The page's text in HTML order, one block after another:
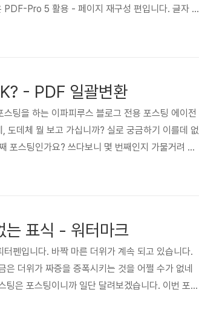
PDF-Pro 5 활용 - 페이지 재구성 편입니다. 글자 그
새로운 PDF 문서를 만드는 기능입니다. 예전에
- PDF 일괄변환
팅을 하는 이파피루스 블로그 전용 포스팅 에이전
데체 뭘 보고 가십니까? 실로 궁금하기 이를데 없
스팅인가요? 쓰다보니 몇 번째인지 가물거려 갑
오는 설화가 생각나네요. 프리세일즈팀 소속인 박
표식 - 워터마크
펜입니다. 바짝 마른 더위가 계속 되고 있습니다.
더위가 짜증을 증폭시키는 것을 어쩔 수가 없네
은 포스팅이니까 일단 달려보겠습니다. 이번 포스
드리고자 합니다. 워터마크는 PDF 문서에 특정